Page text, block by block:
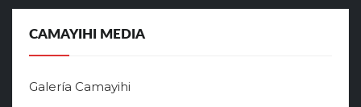
CAMAYIHI MEDIA
Galería Camayihi